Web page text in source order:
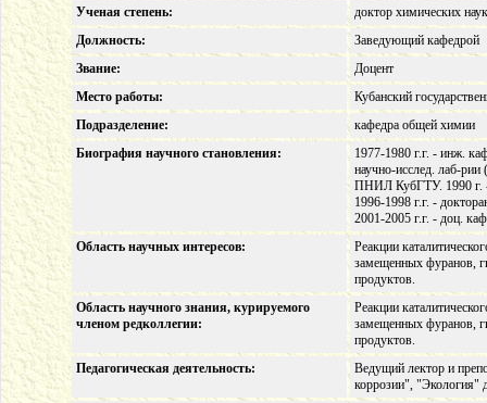
Ученая степень:
доктор химических наук
Должность:
Заведующий кафедрой
Звание:
Доцент
Место работы:
Кубанский
Подразделение:
кафедра общей химии
Биография научного становления:
1977-1980 г.г. - инж.
научно-исслед. лаб-
ПНИЛ КубГТУ. 1990 г. -
1996-1998 г.г. -
2001-2005 г.г. - доц.
Область научных интересов:
Реакции
замещенных фуранов,
продуктов.
Область научного знания, курируемого
членом редколлегии:
Реакции
замещенных фуранов,
продуктов.
Педагогическая деятельность:
Ведущий лектор и
коррозии", "Экология"